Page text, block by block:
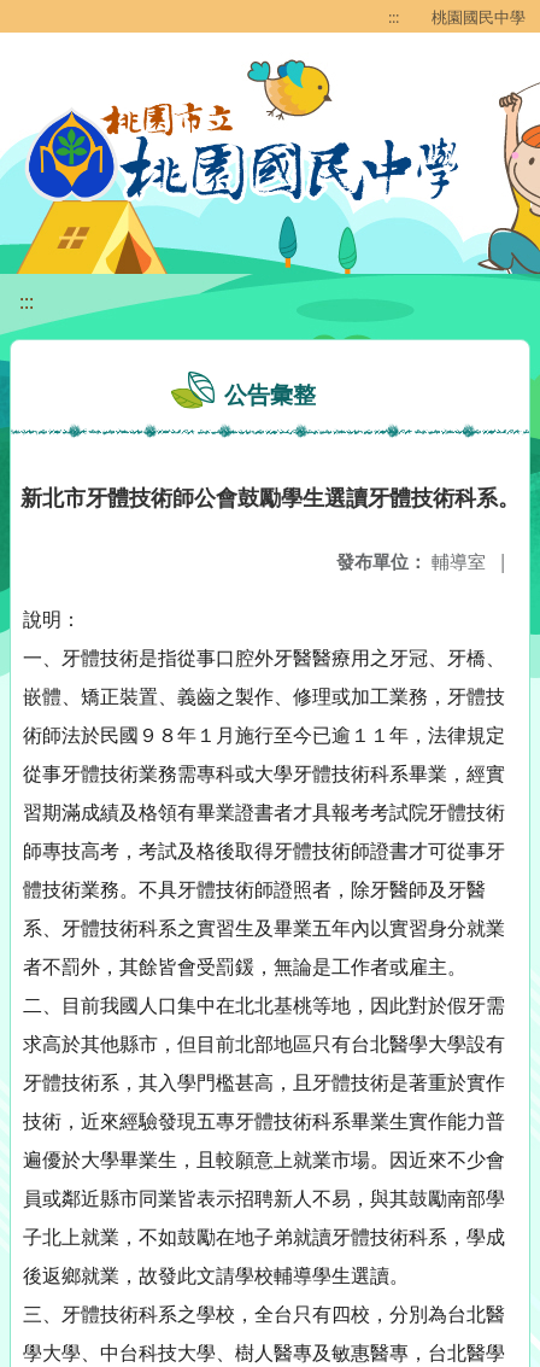
::: 桃園國民中學
:::
公告彙整
新北市牙體技術師公會鼓勵學生選讀牙體技術科系。
發布單位： 輔導室 |
說明：
一、牙體技術是指從事口腔外牙醫醫療用之牙冠、牙橋、
嵌體、矯正裝置、義齒之製作、修理或加工業務，牙體技
術師法於民國９８年１月施行至今已逾１１年，法律規定
從事牙體技術業務需專科或大學牙體技術科系畢業，經實
習期滿成績及格領有畢業證書者才具報考考試院牙體技術
師專技高考，考試及格後取得牙體技術師證書才可從事牙
體技術業務。不具牙體技術師證照者，除牙醫師及牙醫
系、牙體技術科系之實習生及畢業五年內以實習身分就業
者不罰外，其餘皆會受罰鍰，無論是工作者或雇主。
二、目前我國人口集中在北北基桃等地，因此對於假牙需
求高於其他縣市，但目前北部地區只有台北醫學大學設有
牙體技術系，其入學門檻甚高，且牙體技術是著重於實作
技術，近來經驗發現五專牙體技術科系畢業生實作能力普
遍優於大學畢業生，且較願意上就業市場。因近來不少會
員或鄰近縣市同業皆表示招聘新人不易，與其鼓勵南部學
子北上就業，不如鼓勵在地子弟就讀牙體技術科系，學成
後返鄉就業，故發此文請學校輔導學生選讀。
三、牙體技術科系之學校，全台只有四校，分別為台北醫
學大學、中台科技大學、樹人醫專及敏惠醫專，台北醫學